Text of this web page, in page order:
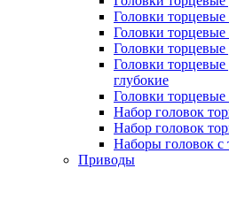
Головки
Головки торцевые
Головки
Головки
глубокие
Головки
Набор головок
Набор головок
Наборы головок с
Приводы